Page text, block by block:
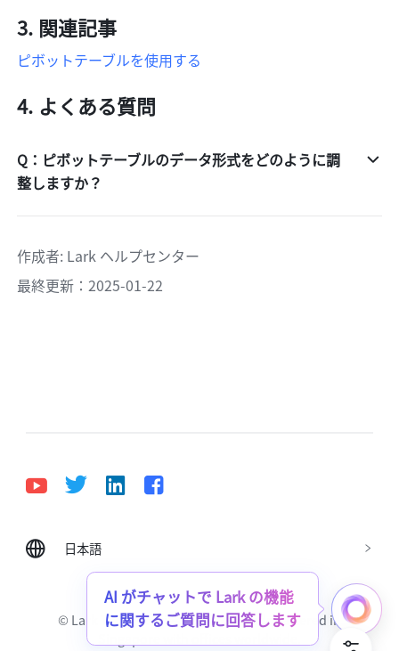
関連記事
ピボットテーブルを使用する
よくある質問
Q：ピボットテーブルのデータ形式をどのように調
整しますか？
作成者: Lark ヘルプセンター
最終更新：2025-01-22
日本語
Bahasa Indonesia Deutsch English
Español
Italiano
Português (Brasil)
Tiếng Việt
ไทย 한국어 日本語
中文
© Lark Technologies Pte. Ltd. Headquartered in
AI がチャットで Lark の機能
に関するご質問に回答します